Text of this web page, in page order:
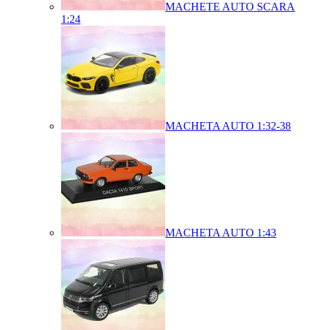
MACHETE AUTO SCARA
1:24
MACHETA AUTO 1:32-38
MACHETA AUTO 1:43